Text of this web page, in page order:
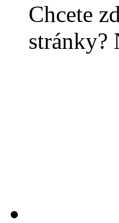
Chcete
stránky?